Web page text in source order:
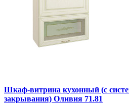
Шкаф-витрина кухонный (с
закрывания) Оливия 71.81